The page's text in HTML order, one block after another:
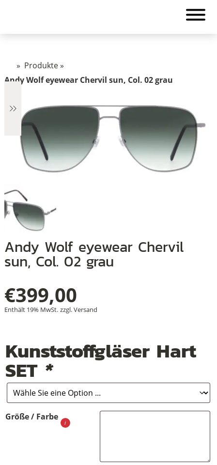
» Produkte»
Andy Wolf eyewear Chervil sun, Col. 02 grau
Andy Wolf eyewear Chervil
sun, Col. 02 grau
€399,00
Enthält 19% MwSt. zzgl.Versand
Kunststoffgläser Hart
SET *
Größe / Farbe
2.890
+
+